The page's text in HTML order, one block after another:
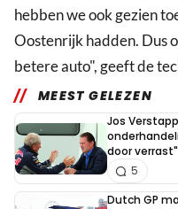
hebben we ook gezien
Oostenrijk hadden. Dus
betere auto", geeft de
MEEST GELEZEN
Jos
door verrast"
5
Dutch GP